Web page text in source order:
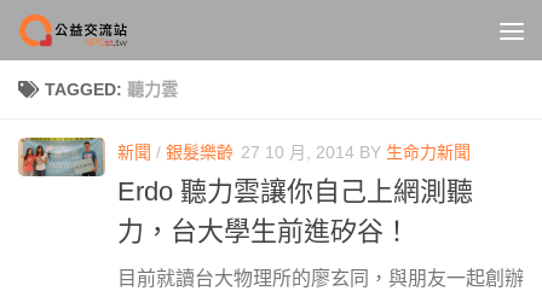
Skip to content
TAGGED: 聽力雲
新聞 / 銀髮樂齡 27 10 月, 2014 BY 生命力新聞
Erdo 聽力雲讓你自己上網測聽
力，台大學生前進矽谷！
目前就讀台大物理所的廖玄同，與朋友一起創辦